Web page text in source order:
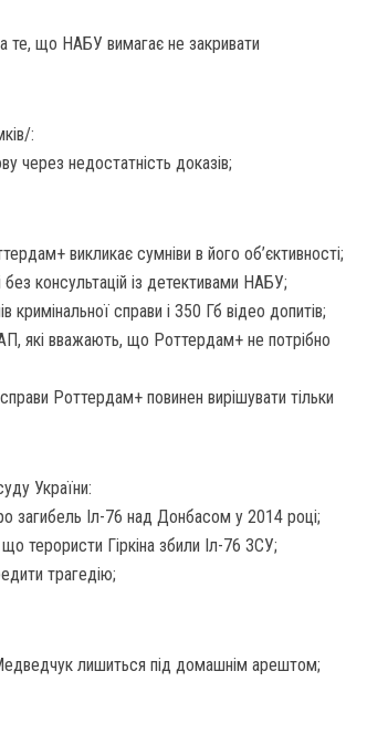
те, що НАБУ вимагає не закривати
:
через недостатність доказів;
викликає сумніви в його об’єктивності;
консультацій із детективами НАБУ;
справи і 350 Гб відео допитів;
які вважають, що Роттердам+ не потрібно
Роттердам+ повинен вирішувати тільки
України:
загибель Іл-76 над Донбасом у 2014 році;
терористи Гіркіна збили Іл-76 ЗСУ;
трагедію;
лишиться під домашнім арештом;